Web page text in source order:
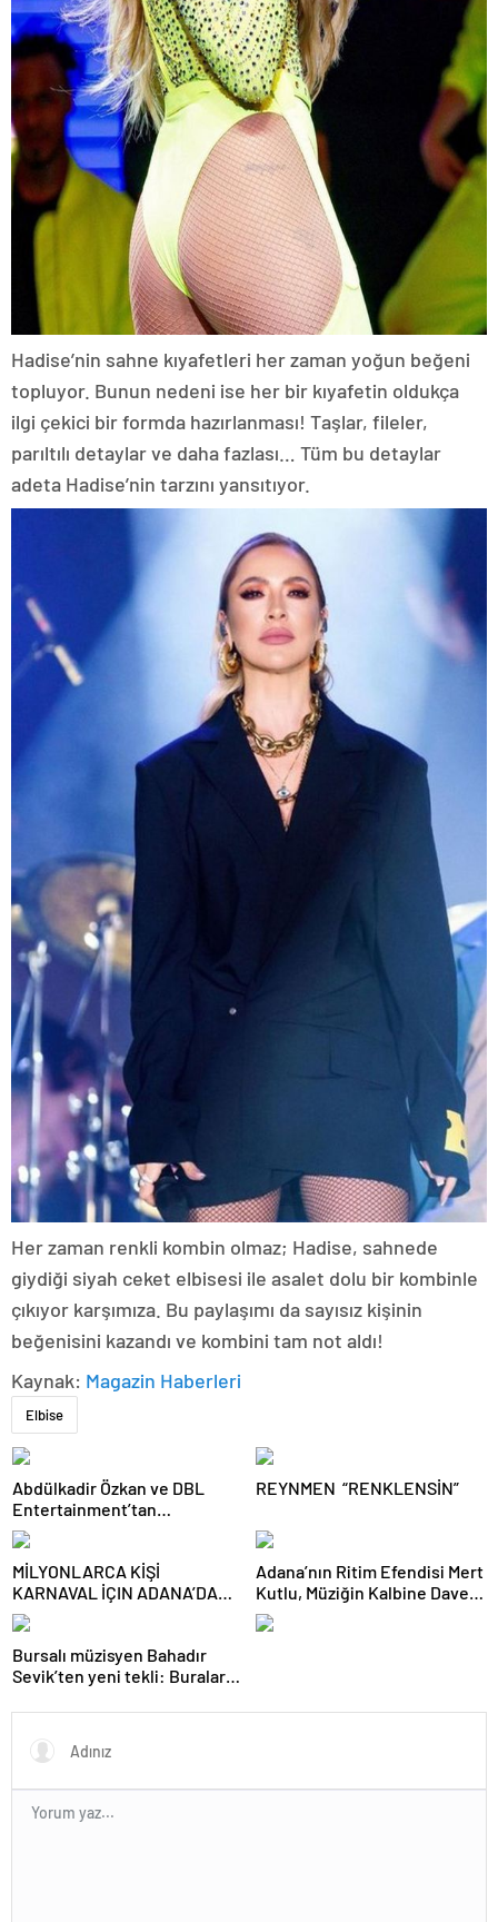
Hadise’nin sahne kıyafetleri her zaman yoğun beğeni
topluyor. Bunun nedeni ise her bir kıyafetin oldukça
ilgi çekici bir formda hazırlanması! Taşlar, fileler,
parıltılı detaylar ve daha fazlası… Tüm bu detaylar
adeta Hadise’nin tarzını yansıtıyor.
Her zaman renkli kombin olmaz; Hadise, sahnede
giydiği siyah ceket elbisesi ile asalet dolu bir kombinle
çıkıyor karşımıza. Bu paylaşımı da sayısız kişinin
beğenisini kazandı ve kombini tam not aldı!
Kaynak: Magazin Haberleri
Elbise
Abdülkadir Özkan ve DBL
Entertainment’tan
Dezenformasyon
Kampanyasına Karşı
açıklama!
REYNMEN “RENKLENSİN”
MİLYONLARCA KİŞİ
KARNAVAL İÇIN ADANA’DA
BULUŞTU
Adana’nın Ritim Efendisi Mert
Kutlu, Müziğin Kalbine Davet
Ediyor!
Bursalı müzisyen Bahadır
Sevik’ten yeni tekli: Buralar